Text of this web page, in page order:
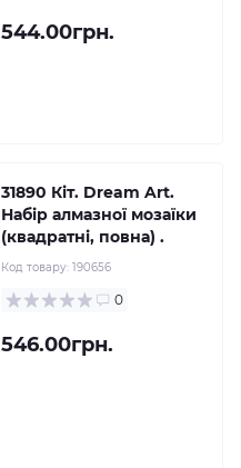
544.00грн.
31890 Кіт. Dream Art.
Набір алмазної мозаїки
(квадратні, повна) .
Код товару: 190656
0
546.00грн.